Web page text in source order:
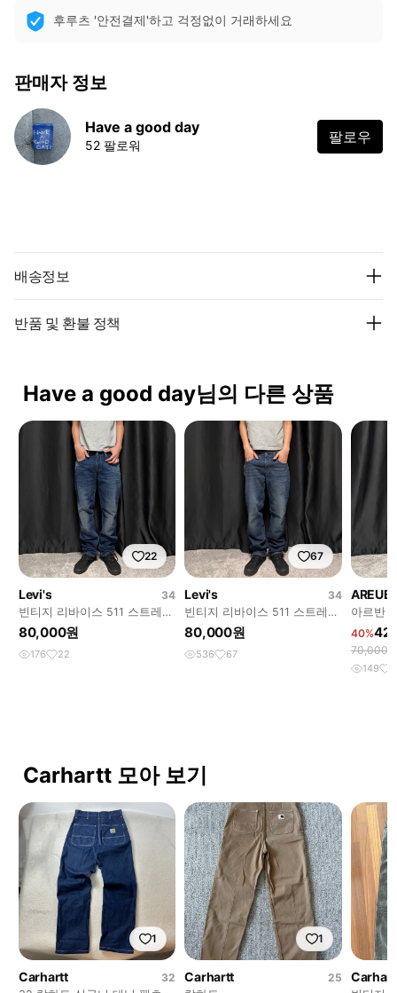
후루츠 '안전결제'하고 걱정없이 거래하세요
판매자 정보
Have a good day
52 팔로워 팔로우
배송정보
반품 및 환불 정책
Have a good day님의 다른 상품
22
Levi's
34
빈티지 리바이스 511 스트레이
트핏 팬츠 34W32L
80,000원
176 22
67
Levi's
34
빈티지 리바이스 511 스트레이
트핏 팬츠 34W32L
80,000원
536 67
아르반
츠 3사
40%
70,000
149
Carhartt 모아 보기
1
Carhartt
32
1
Carhartt
25